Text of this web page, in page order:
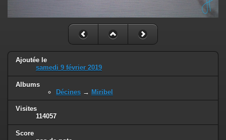
Ajoutée le
samedi 9 février 2019
Albums
Décines → Miribel
Visites
114057
Score